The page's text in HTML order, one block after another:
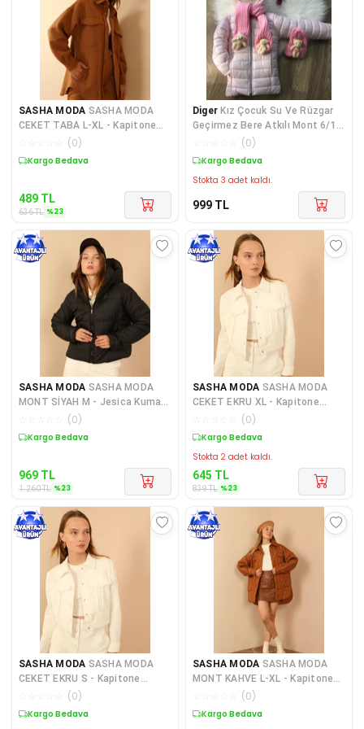
SASHA MODA SASHA MODA
CEKET TABA L-XL - Kapitone
Kumaş Gömlek Yaka Düğmeli K
(0)
Sepette %23 İndirim
489 TL
636TL %23
Diger Kız Çocuk Su Ve Rüzgar
Geçirmez Bere Atkılı Mont 6/10
(0)
Kargo Bedava
Stokta 3 adet kaldı.
999 TL
SASHA MODA SASHA MODA
MONT SİYAH M - Jesica Kumaş
Fermuarlı Yaka Kısa Boy Ra
(0)
Sepette %23 İndirim
969 TL
1.260TL %23
SASHA MODA SASHA MODA
CEKET EKRU XL - Kapitone
Kumaş Gömlek Yaka Tam Kalıp
(0)
Sepette %23 İndirim
Stokta 2 adet kaldı.
645 TL
839TL %23
SASHA MODA SASHA MODA
CEKET EKRU S - Kapitone
Kumaş Gömlek Yaka Tam Kalıp
(0)
Sepette %23 İndirim
SASHA MODA SASHA MODA
MONT KAHVE L-XL - Kapitone
Kumaş Çift Dikiş Desen Kadı
(0)
Sepette %23 İndirim